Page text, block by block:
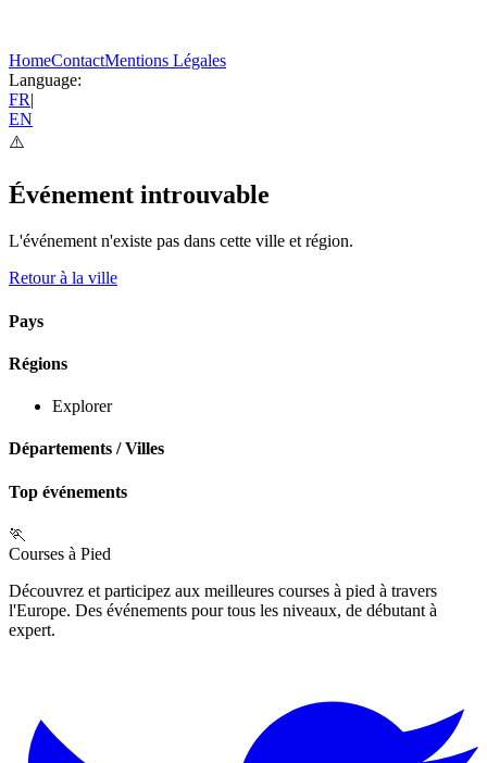
HomeContactMentions Légales
Language:
FR|
EN
⚠️
Événement introuvable
L'événement n'existe pas dans cette ville et région.
Retour à la ville
Pays
Régions
Explorer
Départements /Villes
Top événements
🏃
Courses à Pied
Découvrez et participez aux meilleures courses à pied à travers
l'Europe. Des événements pour tous les niveaux, de débutant à
expert.